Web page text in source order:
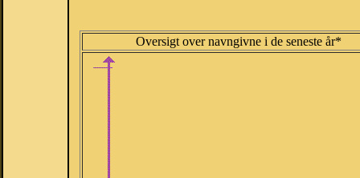
Oversigt over navngivne i de seneste år*